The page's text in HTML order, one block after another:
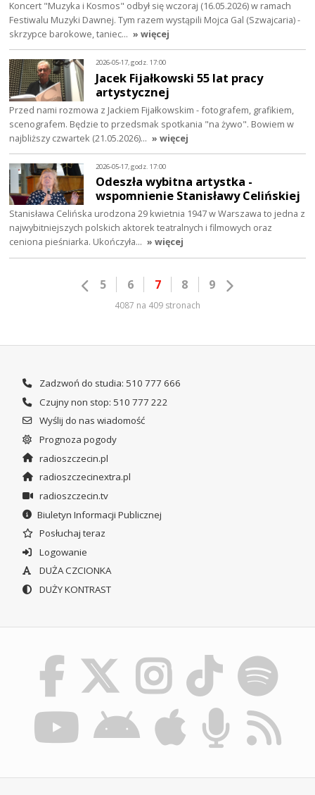
Koncert "Muzyka i Kosmos" odbył się wczoraj (16.05.2026) w ramach
Festiwalu Muzyki Dawnej. Tym razem wystąpili Mojca Gal (Szwajcaria) -
skrzypce barokowe, taniec… » więcej
2026-05-17, godz. 17:00
Jacek Fijałkowski 55 lat pracy
artystycznej
Przed nami rozmowa z Jackiem Fijałkowskim - fotografem, grafikiem,
scenografem. Będzie to przedsmak spotkania "na żywo". Bowiem w
najbliższy czwartek (21.05.2026)… » więcej
2026-05-17, godz. 17:00
Odeszła wybitna artystka -
wspomnienie Stanisławy Celińskiej
Stanisława Celińska urodzona 29 kwietnia 1947 w Warszawa to jedna z
najwybitniejszych polskich aktorek teatralnych i filmowych oraz
ceniona pieśniarka. Ukończyła… » więcej
5 6 7 8 9
4087 na 409 stronach
Zadzwoń do studia: 510 777 666
Czujny non stop: 510 777 222
Wyślij do nas wiadomość
Prognoza pogody
radioszczecin.pl
radioszczecinextra.pl
radioszczecin.tv
Biuletyn Informacji Publicznej
Posłuchaj teraz
Logowanie
DUŻA CZCIONKA
DUŻY KONTRAST